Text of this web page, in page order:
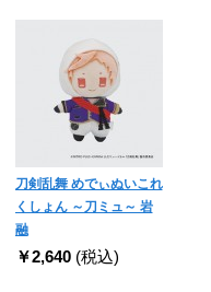
刀剣乱舞 めでぃぬいこれ
くしょん ～刀ミュ～ 岩
融
￥2,640 (税込)